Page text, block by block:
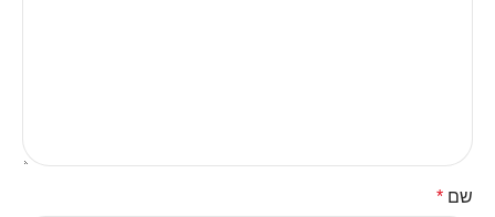
שם *